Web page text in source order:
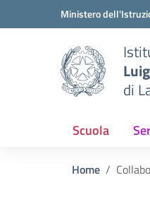
Vai ai contenuti
Vai al menu di navigazione
Ministero
di
Scuola
Home